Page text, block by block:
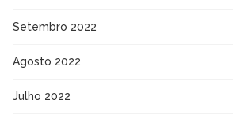
Setembro 2022
Agosto 2022
Julho 2022